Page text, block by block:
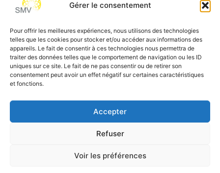
Gérer le consentement
Pour offrir les meilleures expériences, nous utilisons des technologies
telles que les cookies pour stocker et/ou accéder aux informations des
appareils. Le fait de consentir à ces technologies nous permettra de
traiter des données telles que le comportement de navigation ou les ID
uniques sur ce site. Le fait de ne pas consentir ou de retirer son
consentement peut avoir un effet négatif sur certaines caractéristiques
et fonctions.
Accepter
Refuser
Voir les préférences
SMV permet de vous aider à gagner du temps et vous
permettre de vous concentrer sur l’essentiel de votre
métier
Téléphone:0 805 69 64 75 / 02 37 34 04 04
contact@smvformation.fr
Création & Hébergement Web Cloud par